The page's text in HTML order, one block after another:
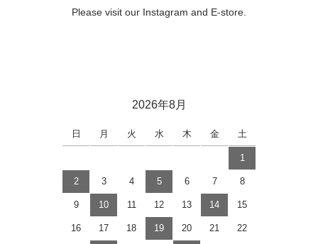
Please visit our Instagram and E-store.
2026年8月
日 月 火 水 木 金 土
1
2 3 4 5 6 7 8
9 10 11 12 13 14 15
16 17 18 19 20 21 22